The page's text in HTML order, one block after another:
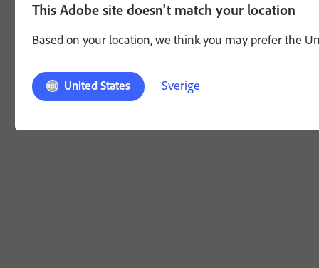
This Adobe site doesn't match your location
Based on your location, we think you may prefer the
United States Sverige